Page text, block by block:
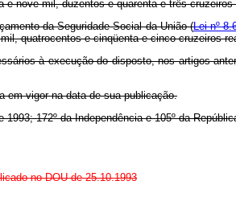
nove mil, duzentos e quarenta e três
da Seguridade Social da União (Lei nº
quatrocentos e cinqüenta e cinco cruzeiros
à execução do disposto, nos artigos
em vigor na data de sua publicação.
1993; 172º da Independência e 105º da
no DOU de 25.10.1993